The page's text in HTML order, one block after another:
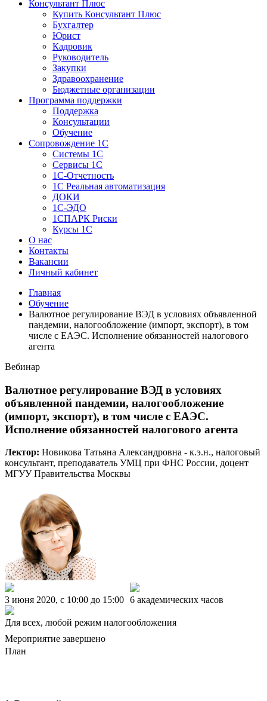
Консультант Плюс
Купить Консультант Плюс
Бухгалтер
Юрист
Кадровик
Руководитель
Закупки
Здравоохранение
Бюджетные организации
Программа поддержки
Поддержка
Консультации
Обучение
Сопровождение 1С
Системы 1С
Сервисы 1С
1C-Отчетность
1С Реальная автоматизация
ДОКИ
1C-ЭДО
1СПАРК Риски
Курсы 1С
О нас
Контакты
Вакансии
Личный кабинет
Главная
Обучение
Валютное регулирование ВЭД в условиях объявленной
пандемии, налогообложение (импорт, экспорт), в том
числе с ЕАЭС. Исполнение обязанностей налогового
агента
Вебинар
Валютное регулирование ВЭД в условиях
объявленной пандемии, налогообложение
(импорт, экспорт), в том числе с ЕАЭС.
Исполнение обязанностей налогового агента
Лектор: Новикова Татьяна Александровна - к.э.н., налоговый
консультант, преподаватель УМЦ при ФНС России, доцент
МГУУ Правительства Москвы
3 июня 2020, c 10:00 до 15:00 6 академических часов
Для всех, любой режим налогообложения
Мероприятие завершено
План